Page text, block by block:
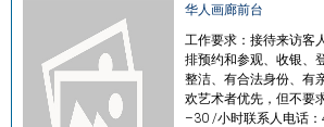
华人画廊前台
工作要求：接待来访客
排预约和参观、收银、
整洁、有合法身份、有
欢艺术者优先，但不要
–30 /小时联系人电话